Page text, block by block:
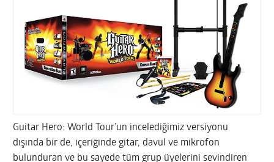
Guitar Hero: World Tour’un incelediğimiz versiyonu
dışında bir de, içeriğinde gitar, davul ve mikrofon
bulunduran ve bu sayede tüm grup üyelerini sevindiren